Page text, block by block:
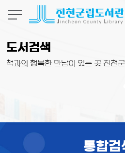
도서검색
책과의 행복한 만남이 있는 곳 진천
통합검